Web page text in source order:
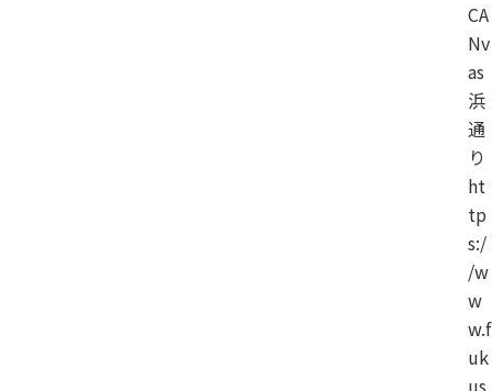
CA
Nv
as
浜
通
り
ht
tp
s:/
/w
w
w.f
uk
us